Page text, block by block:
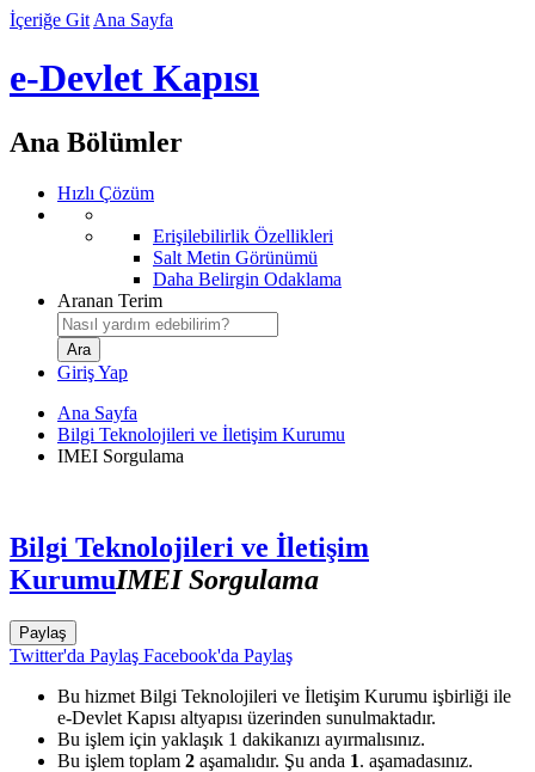
İçeriğe Git Ana Sayfa
e-Devlet Kapısı
Ana Bölümler
Hızlı Çözüm
Erişilebilirlik Özellikleri
Salt Metin Görünümü
Daha Belirgin Odaklama
Aranan Terim
Giriş Yap
Ana Sayfa
Bilgi Teknolojileri ve İletişim Kurumu
IMEI Sorgulama
Bilgi Teknolojileri ve İletişim
KurumuIMEI Sorgulama
Paylaş
Twitter'da Paylaş Facebook'da Paylaş
Bu hizmet Bilgi Teknolojileri ve İletişim Kurumu işbirliği ile
e-Devlet Kapısı altyapısı üzerinden sunulmaktadır.
Bu işlem için yaklaşık 1 dakikanızı ayırmalısınız.
Bu işlem toplam 2 aşamalıdır. Şu anda 1. aşamadasınız.